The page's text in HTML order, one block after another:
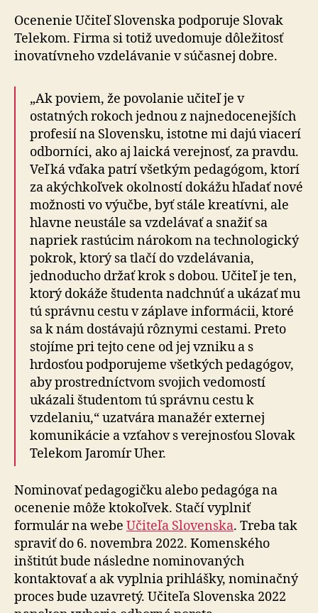
Ocenenie Učiteľ Slovenska podporuje Slovak
Telekom. Firma si totiž uvedomuje dôležitosť
inovatívneho vzdelávanie v súčasnej dobre.
„Ak poviem, že povolanie učiteľ je v
ostatných rokoch jednou z najnedocenejších
profesií na Slovensku, istotne mi dajú viacerí
odborníci, ako aj laická verejnosť, za pravdu.
Veľká vďaka patrí všetkým pedagógom, ktorí
za akýchkoľvek okolností dokážu hľadať nové
možnosti vo výučbe, byť stále kreatívni, ale
hlavne neustále sa vzdelávať a snažiť sa
napriek rastúcim nárokom na technologický
pokrok, ktorý sa tlačí do vzdelávania,
jednoducho držať krok s dobou. Učiteľ je ten,
ktorý dokáže študenta nadchnúť a ukázať mu
tú správnu cestu v záplave informácii, ktoré
sa k nám dostávajú rôznymi cestami. Preto
stojíme pri tejto cene od jej vzniku a s
hrdosťou podporujeme všetkých pedagógov,
aby prostredníctvom svojich vedomostí
ukázali študentom tú správnu cestu k
vzdelaniu,“ uzatvára manažér externej
komunikácie a vzťahov s verejnosťou Slovak
Telekom Jaromír Uher.
Nominovať pedagogičku alebo pedagóga na
ocenenie môže ktokoľvek. Stačí vyplniť
formulár na webe Učiteľa Slovenska. Treba tak
spraviť do 6. novembra 2022. Komenského
inštitút bude následne nominovaných
kontaktovať a ak vyplnia prihlášky, nominačný
proces bude uzavretý. Učiteľa Slovenska 2022